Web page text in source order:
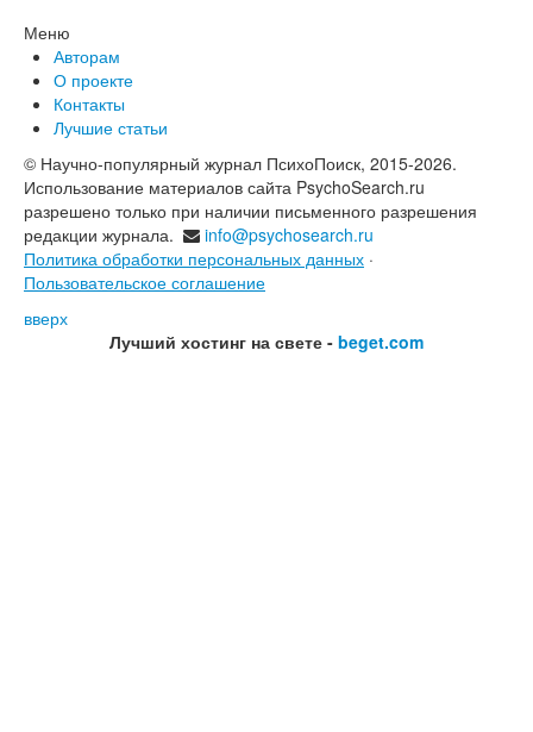
Меню
Авторам
О проекте
Контакты
Лучшие статьи
© Научно-популярный журнал ПсихоПоиск, 2015-2026.
Использование материалов сайта PsychoSearch.ru
разрешено только при наличии письменного разрешения
редакции журнала.
info@psychosearch.ru
Политика обработки персональных данных ·
Пользовательское соглашение
вверх
Лучший хостинг на свете - beget.com